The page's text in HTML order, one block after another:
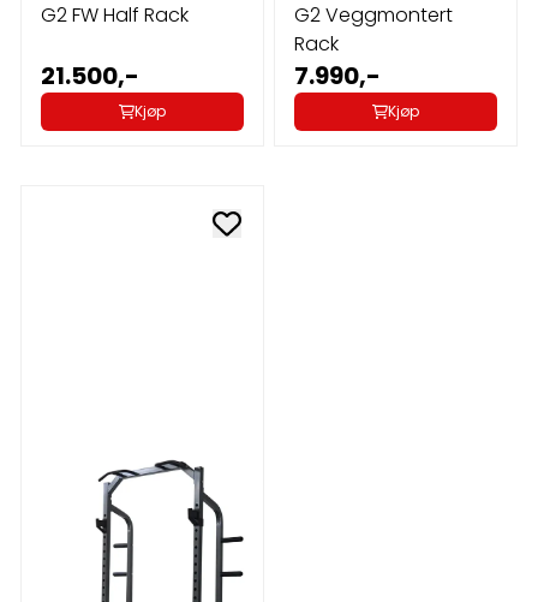
G2 FW Half Rack
21.500,-
Kjøp
G2 Veggmontert
Rack
7.990,-
Kjøp